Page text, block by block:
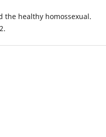
the healthy homossexual.